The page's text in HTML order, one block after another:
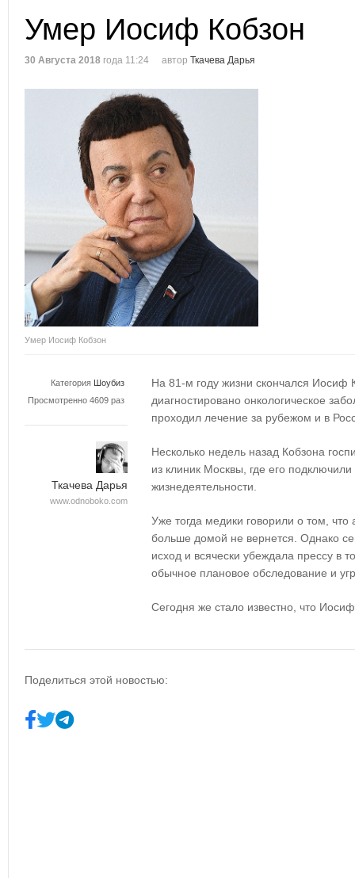
Умер Иосиф Кобзон
30 Августа 2018 года 11:24 автор Ткачева Дарья
Умер Иосиф Кобзон
Категория Шоубиз
Просмотренно 4609 раз
Ткачева Дарья
www.odnoboko.com
На 81-м году жизни скончался Иосиф
диагностировано онкологическое
проходил лечение за рубежом и в
Несколько недель назад Кобзона
из клиник Москвы, где его
жизнедеятельности.
Уже тогда медики говорили о том, что
больше домой не вернется. Однако
исход и всячески убеждала прессу в
обычное плановое обследование и
Сегодня же стало известно, что
Поделиться этой новостью: